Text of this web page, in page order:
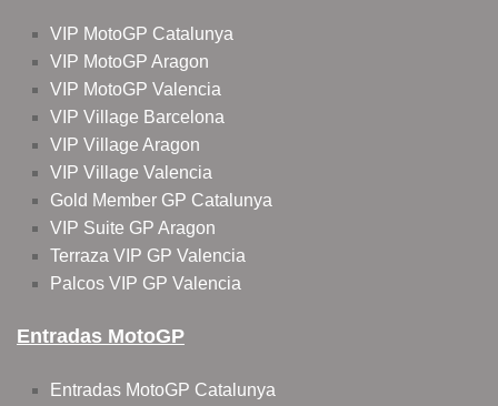
VIP MotoGP Catalunya
VIP MotoGP Aragon
VIP MotoGP Valencia
VIP Village Barcelona
VIP Village Aragon
VIP Village Valencia
Gold Member GP Catalunya
VIP Suite GP Aragon
Terraza VIP GP Valencia
Palcos VIP GP Valencia
Entradas MotoGP
Entradas MotoGP Catalunya